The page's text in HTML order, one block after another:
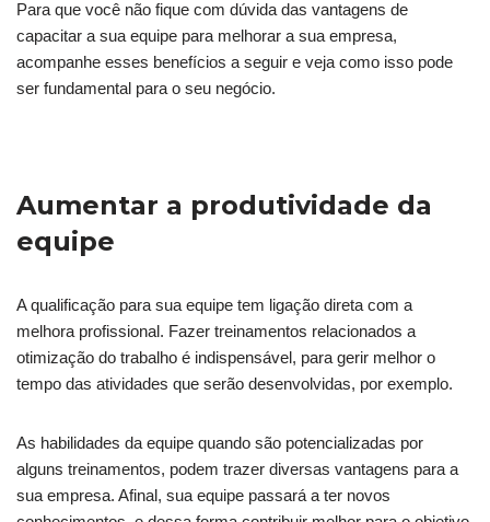
Para que você não fique com dúvida das vantagens de
capacitar a sua equipe para melhorar a sua empresa,
acompanhe esses benefícios a seguir e veja como isso pode
ser fundamental para o seu negócio.
Aumentar a produtividade da
equipe
A qualificação para sua equipe tem ligação direta com a
melhora profissional. Fazer treinamentos relacionados a
otimização do trabalho é indispensável, para gerir melhor o
tempo das atividades que serão desenvolvidas, por exemplo.
As habilidades da equipe quando são potencializadas por
alguns treinamentos, podem trazer diversas vantagens para a
sua empresa. Afinal, sua equipe passará a ter novos